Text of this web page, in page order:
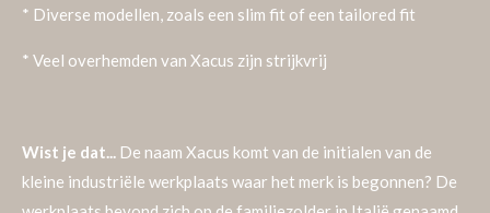
* Diverse modellen, zoals een slim fit of een tailored fit
* Veel overhemden van Xacus zijn strijkvrij
Wist je dat... De naam Xacus komt van de initialen van de
kleine industriële werkplaats waar het merk is begonnen? De